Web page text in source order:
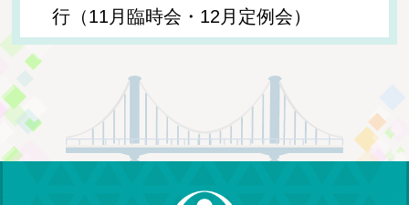
行（11月臨時会・12月定例会）